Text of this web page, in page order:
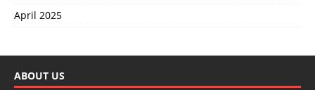
April 2025
ABOUT US